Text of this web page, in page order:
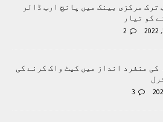
ترک مرکزی بینک میں پانچ ارب ڈالر
کو تیار
2
کی منفرد انداز میں کیٹ واک کرنے کی
3